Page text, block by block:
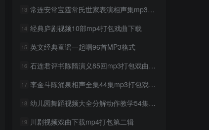
13 常连安常宝霆常氏世家表演相声集mp3打包戏曲下载
14 经典庐剧视频10部mp4打包戏曲下载
15 英文经典童谣一起唱96首MP3格式
16 石连君评书陈隋演义85回mp3打包戏曲下载
17 李金斗陈涌泉相声全集44集mp3打包戏曲下载
18 幼儿园舞蹈视频大全分解动作教学54集打包下载
19 川剧视频戏曲下载mp4打包第二辑